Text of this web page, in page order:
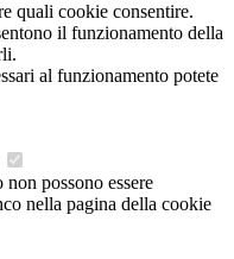
quali cookie consentire.
il funzionamento della
al funzionamento potete
possono essere
nella pagina della cookie